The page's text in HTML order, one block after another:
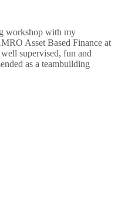
workshop with my
Asset Based Finance at
supervised, fun and
as a teambuilding